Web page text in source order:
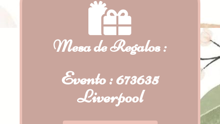
Mesa de Regalos :
Evento : 673635
Liverpool